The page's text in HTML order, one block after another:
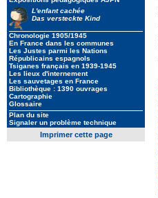
L'enfant cachée
Das versteckte Kind
Chronologie 1905/1945
En France dans les communes
Les Justes parmi les Nations
Républicains espagnols
Tsiganes français en 1939-1945
Les lieux d'internement
Les sauvetages en France
Bibliothèque : 1390 ouvrages
Cartographie
Glossaire
Plan du site
Signaler un problème technique
Imprimer cette page